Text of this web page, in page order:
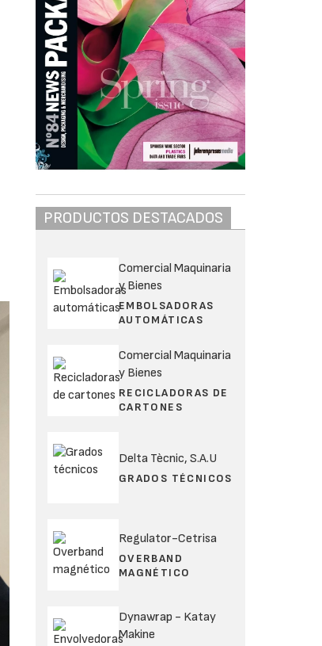
PRODUCTOS DESTACADOS
Comercial Maquinaria
y Bienes
EMBOLSADORAS
AUTOMÁTICAS
Comercial Maquinaria
y Bienes
RECICLADORAS DE
CARTONES
Delta Tècnic, S.A.U
GRADOS TÉCNICOS
Regulator-Cetrisa
OVERBAND
MAGNÉTICO
Dynawrap - Katay
Makine